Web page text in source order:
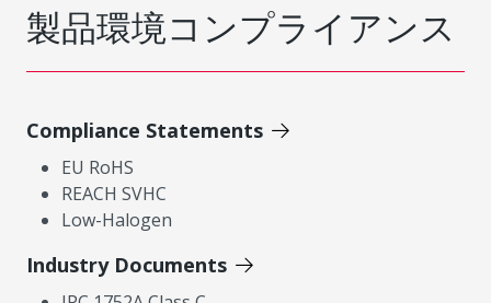
製品環境コンプライアンス
Compliance Statements
EU RoHS
REACH SVHC
Low-Halogen
Industry Documents